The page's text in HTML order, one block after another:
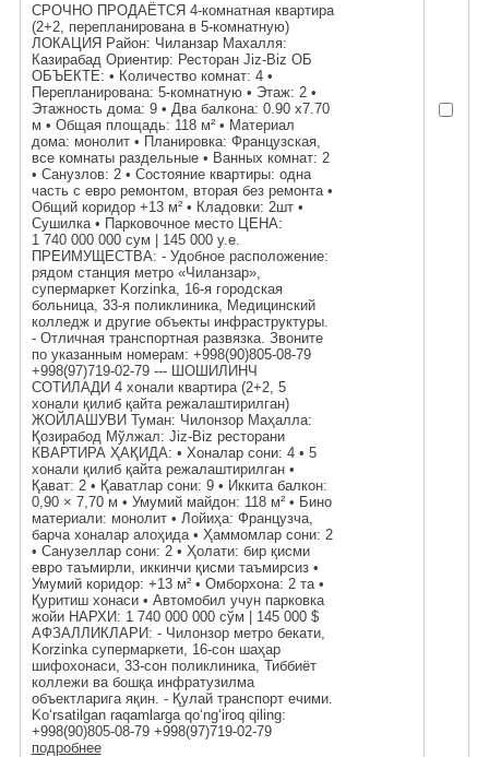
СРОЧНО ПРОДАЁТСЯ 4-комнатная квартира
(2+2, перепланирована в 5-комнатную)
ЛОКАЦИЯ Район: Чиланзар Махалля:
Казирабад Ориентир: Ресторан Jiz-Biz ОБ
ОБЪЕКТЕ: • Количество комнат: 4 •
Перепланирована: 5-комнатную • Этаж: 2 •
Этажность дома: 9 • Два балкона: 0.90 х7.70
м • Общая площадь: 118 м² • Материал
дома: монолит • Планировка: Французская,
все комнаты раздельные • Ванных комнат: 2
• Санузлов: 2 • Состояние квартиры: одна
часть с евро ремонтом, вторая без ремонта •
Общий коридор +13 м² • Кладовки: 2шт •
Сушилка • Парковочное место ЦЕНА:
1 740 000 000 сум | 145 000 у.е.
ПРЕИМУЩЕСТВА: - Удобное расположение:
рядом станция метро «Чиланзар»,
супермаркет Korzinka, 16-я городская
больница, 33-я поликлиника, Медицинский
колледж и другие объекты инфраструктуры.
- Отличная транспортная развязка. Звоните
по указанным номерам: +998(90)805-08-79
+998(97)719-02-79 --- ШОШИЛИНЧ
СОТИЛАДИ 4 хонали квартира (2+2, 5
хонали қилиб қайта режалаштирилган)
ЖОЙЛАШУВИ Туман: Чилонзор Маҳалла:
Қозирабод Мўлжал: Jiz-Biz ресторани
КВАРТИРА ҲАҚИДА: • Хоналар сони: 4 • 5
хонали қилиб қайта режалаштирилган •
Қават: 2 • Қаватлар сони: 9 • Иккита балкон:
0,90 × 7,70 м • Умумий майдон: 118 м² • Бино
материали: монолит • Лойиҳа: Французча,
барча хоналар алоҳида • Ҳаммомлар сони: 2
• Санузеллар сони: 2 • Ҳолати: бир қисми
евро таъмирли, иккинчи қисми таъмирсиз •
Умумий коридор: +13 м² • Омборхона: 2 та •
Қуритиш хонаси • Автомобил учун парковка
жойи НАРХИ: 1 740 000 000 сўм | 145 000 $
АФЗАЛЛИКЛАРИ: - Чилонзор метро бекати,
Korzinka супермаркети, 16-сон шаҳар
шифохонаси, 33-сон поликлиника, Тиббиёт
коллежи ва бошқа инфратузилма
объектларига яқин. - Қулай транспорт ечими.
Ko‘rsatilgan raqamlarga qo‘ng‘iroq qiling:
+998(90)805-08-79 +998(97)719-02-79
подробнее